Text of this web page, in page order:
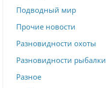
Подводный мир
Прочие новости
Разновидности охоты
Разновидности рыбалки
Разное